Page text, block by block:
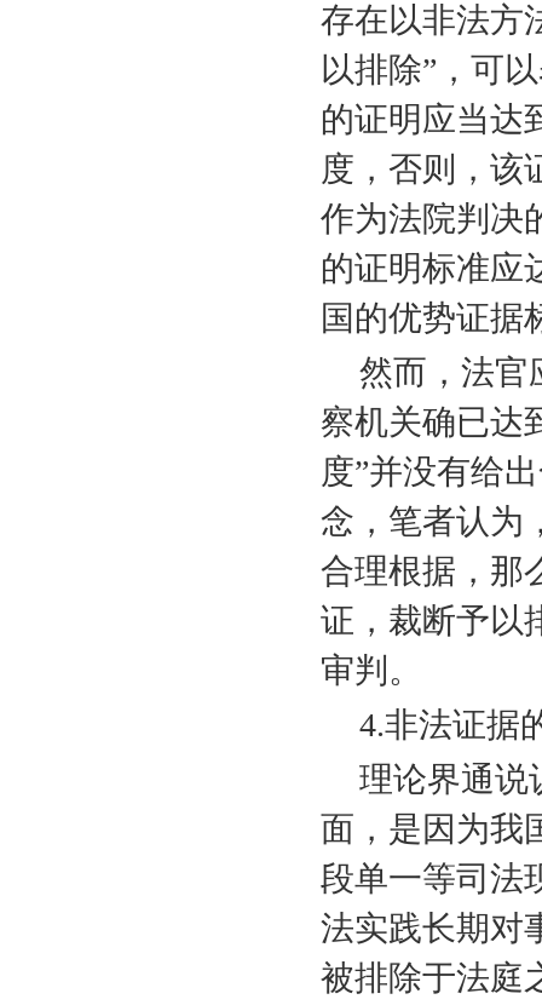
存在以非法方
以排除”，可
的证明应当达
度，否则，该
作为法院判决
的证明标准应
国的优势证据
然而，法官
察机关确已达
度”并没有给
念，笔者认为
合理根据，那
证，裁断予以
审判。
4.非法证据
理论界通说
面，是因为我
段单一等司法
法实践长期对
被排除于法庭